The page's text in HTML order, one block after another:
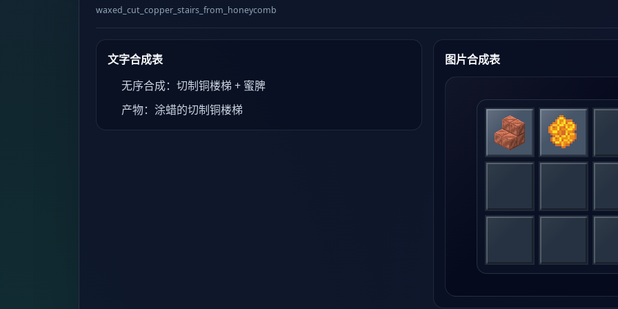
waxed_cut_copper_stairs_from_honeycomb
文字合成表
无序合成：切制铜楼梯 + 蜜脾
产物：涂蜡的切制铜楼梯
图片合成表